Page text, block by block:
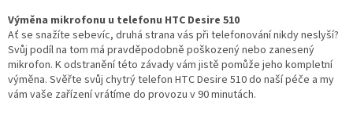
Výměna mikrofonu u telefonu HTC Desire 510
Ať se snažíte sebevíc, druhá strana vás při telefonování nikdy neslyší?
Svůj podíl na tom má pravděpodobně poškozený nebo zanesený
mikrofon. K odstranění této závady vám jistě pomůže jeho kompletní
výměna. Svěřte svůj chytrý telefon HTC Desire 510 do naší péče a my
vám vaše zařízení vrátíme do provozu v 90 minutách.